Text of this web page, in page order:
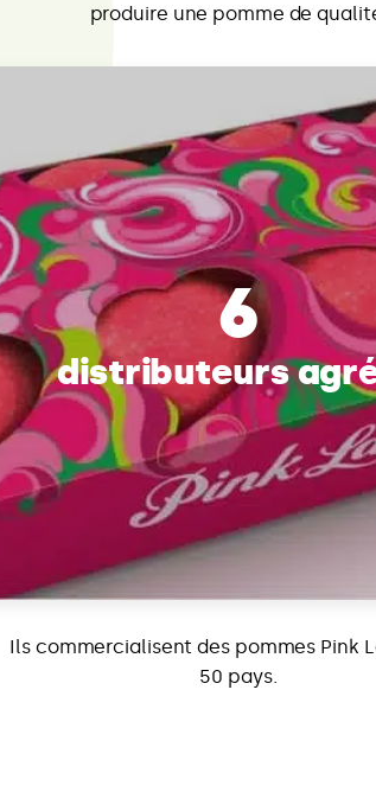
produire une pomme de
6
distributeurs
Ils commercialisent des pommes Pink
50 pays.